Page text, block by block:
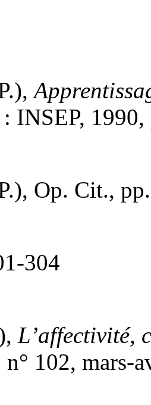
: INSEP,
Op. Cit.,
304
L’affectivité,
n° 102, mars-